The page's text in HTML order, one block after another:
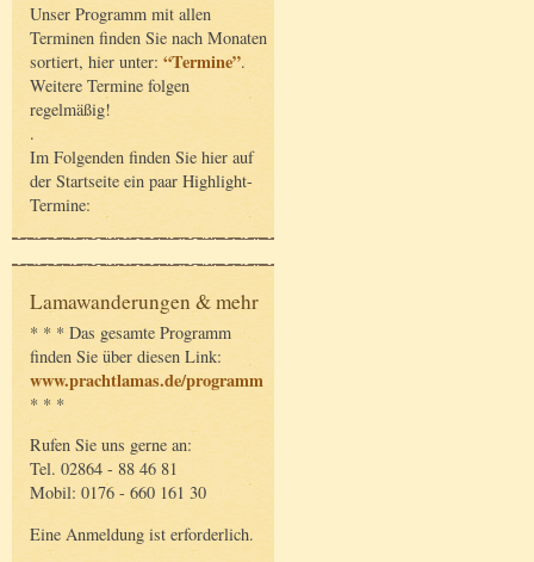
Unser Programm mit allen
Terminen finden Sie nach Monaten
sortiert, hier unter: “Termine”.
Weitere Termine folgen
regelmäßig!
.
Im Folgenden finden Sie hier auf
der Startseite ein paar Highlight-
Termine:
Lamawanderungen & mehr
* * * Das gesamte Programm
finden Sie über diesen Link:
www.prachtlamas.de/programm
* * *
Rufen Sie uns gerne an:
Tel. 02864 - 88 46 81
Mobil: 0176 - 660 161 30
Eine Anmeldung ist erforderlich.